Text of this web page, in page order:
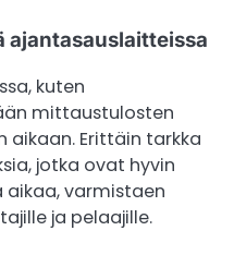
ajantasauslaitteissa
kuten
mittaustulosten
aikaan. Erittäin tarkka
jotka ovat hyvin
varmistaen
ja pelaajille.